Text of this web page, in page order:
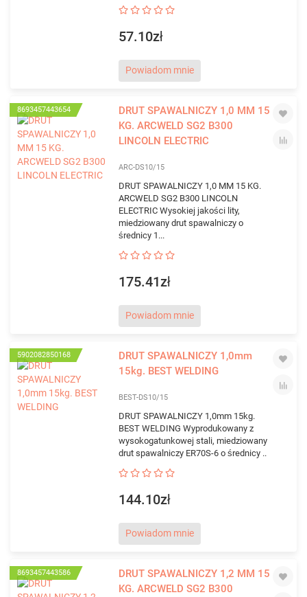
57.10zł
Powiadom mnie
8693457443654
DRUT SPAWALNICZY 1,0 MM 15
KG. ARCWELD SG2 B300
LINCOLN ELECTRIC
ARC-DS10/15
DRUT SPAWALNICZY 1,0 MM 15 KG.
ARCWELD SG2 B300 LINCOLN
ELECTRIC Wysokiej jakości lity,
miedziowany drut spawalniczy o
średnicy 1...
175.41zł
Powiadom mnie
5902082850168
DRUT SPAWALNICZY 1,0mm
15kg. BEST WELDING
BEST-DS10/15
DRUT SPAWALNICZY 1,0mm 15kg.
BEST WELDING Wyprodukowany z
wysokogatunkowej stali, miedziowany
drut spawalniczy ER70S-6 o średnicy ..
144.10zł
Powiadom mnie
8693457443586
DRUT SPAWALNICZY 1,2 MM 15
KG. ARCWELD SG2 B300